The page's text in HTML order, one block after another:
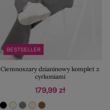
BESTSELLER
Ciemnoszary dzianinowy komplet z
cyrkoniami
179,99 zł